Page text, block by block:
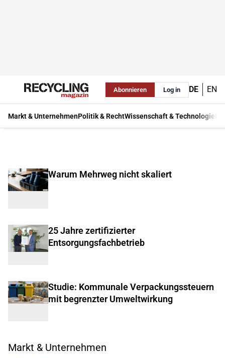
Abonnieren Log in DE EN
Markt & UnternehmenPolitik & RechtWissenschaft & Technologie
Warum Mehrweg nicht skaliert
25 Jahre zertifizierter
Entsorgungsfachbetrieb
Studie: Kommunale Verpackungssteuern
mit begrenzter Umweltwirkung
Markt & Unternehmen